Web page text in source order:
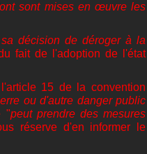
sont mises en œuvre les
décision de déroger à la
fait de l'adoption de l'état
15 de la convention
ou d'autre danger public
"peut prendre des mesures
réserve d'en informer le